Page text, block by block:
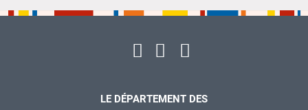
LE DÉPARTEMENT DES